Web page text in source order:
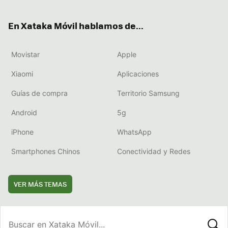
En Xataka Móvil hablamos de...
Movistar Apple
Xiaomi Aplicaciones
Guías de compra Territorio Samsung
Android 5g
iPhone WhatsApp
Smartphones Chinos Conectividad y Redes
VER MÁS TEMAS